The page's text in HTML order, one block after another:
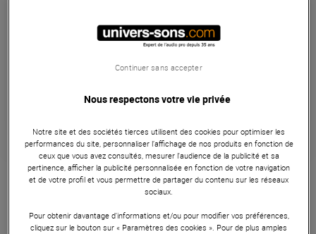
à Univers-sons
10x 12x
,00 € / mois
Mensualités :
Garantie3 ans
Le Stylus 40 d'Ortofon, avec sa pointe de type Line Contact
Nous respectons votre vie privée
Notre site et des sociétés tierces utilisent des cookies pour optimiser les
performances du site, personnaliser l’affichage de nos produits en fonction de
ceux que vous avez consultés, mesurer l'audience de la publicité et sa
pertinence, afficher la publicité personnalisée en fonction de votre navigation
et de votre profil et vous permettre de partager du contenu sur les réseaux
sociaux.
Pour obtenir davantage d'informations et/ou pour modifier vos préférences,
cliquez sur le bouton sur « Paramètres des cookies ». Pour de plus amples
Continuer sans accepter